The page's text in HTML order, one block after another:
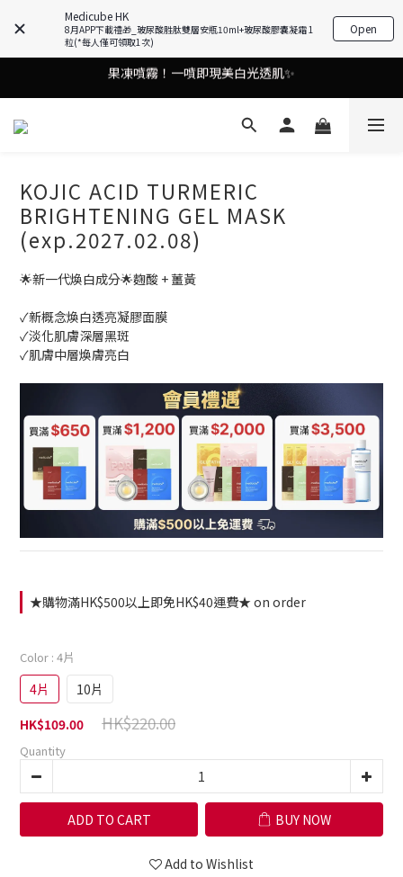
Medicube HK
8月APP下載禮🎁_玻尿酸胜肽雙層安瓶10ml+玻尿酸膠囊凝霜 1
粒(*每人僅可領取1次)
Open
9in1多功能美容儀🌸護膚效果UP！
油痘肌救星💧玻尿酸58% OFF活動中！
果凍噴霧！一噴即現美白光透肌✨
KOJIC ACID TURMERIC
BRIGHTENING GEL MASK
(exp.2027.02.08)
🌟新一代煥白成分🌟麴酸 + 薑黃
✓新概念煥白透亮凝膠面膜
✓淡化肌膚深層黑斑
✓肌膚中層煥膚亮白
★購物滿HK$500以上即免HK$40運費★ on order
Color : 4片
4片 10片
HK$220.00
HK$109.00
Quantity
ADD TO CART BUY NOW
Add to Wishlist